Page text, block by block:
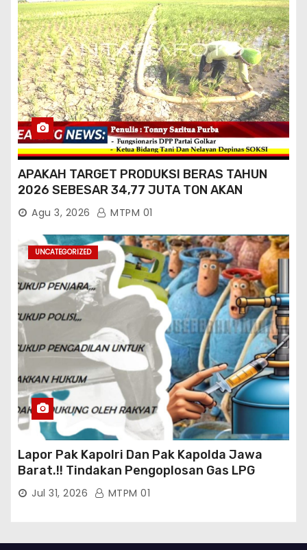
APAKAH TARGET PRODUKSI BERAS TAHUN
2026 SEBESAR 34,77 JUTA TON AKAN
TERCAPAI ?
Agu 3, 2026 MTPM 01
UNCATEGORIZED
Lapor Pak Kapolri Dan Pak Kapolda Jawa
Barat.!! Tindakan Pengoplosan Gas LPG
Bersubsidi Marak Terjadi Di Kabupaten Bogor
Persisnya di Babakan Madang: Tim
Jul 31, 2026 MTPM 01